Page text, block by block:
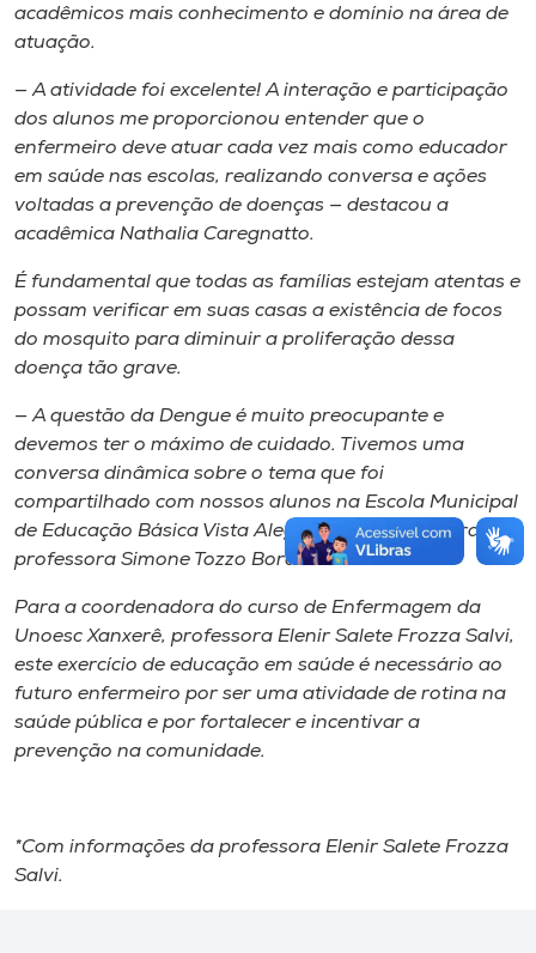
acadêmicos mais conhecimento e domínio na área de
atuação.
— A atividade foi excelente! A interação e participação
dos alunos me proporcionou entender que o
enfermeiro deve atuar cada vez mais como educador
em saúde nas escolas, realizando conversa e ações
voltadas a prevenção de doenças — destacou a
acadêmica Nathalia Caregnatto.
É fundamental que todas as famílias estejam atentas e
possam verificar em suas casas a existência de focos
do mosquito para diminuir a proliferação dessa
doença tão grave.
— A questão da Dengue é muito preocupante e
devemos ter o máximo de cuidado. Tivemos uma
conversa dinâmica sobre o tema que foi
compartilhado com nossos alunos na Escola Municipal
de Educação Básica Vista Alegre — citou a diretora,
professora Simone Tozzo Bordin.
Para a coordenadora do curso de Enfermagem da
Unoesc Xanxerê, professora Elenir Salete Frozza Salvi,
este exercício de educação em saúde é necessário ao
futuro enfermeiro por ser uma atividade de rotina na
saúde pública e por fortalecer e incentivar a
prevenção na comunidade.
*Com informações da professora Elenir Salete Frozza
Salvi.